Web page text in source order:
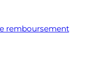
remboursement